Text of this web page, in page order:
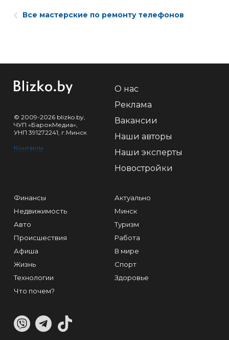
Все мастерские по ремонту телефонов
© 2009-2026 blizko.by,
ЧУП «БарокМедиа»,
УНП 391272241, г.Минск
Контакты
О нас
Реклама
Вакансии
Наши авторы
Наши эксперты
Новостройки
Финансы
Недвижимость
Авто
Происшествия
Афиша
Жизнь
Технологии
Что почем?
Актуально
Минск
Туризм
Работа
В мире
Спорт
Здоровье